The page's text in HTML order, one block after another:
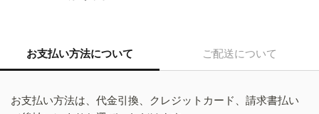
お支払い方法について ご配送について
お支払い方法は、代金引換、クレジットカード、請求書払い